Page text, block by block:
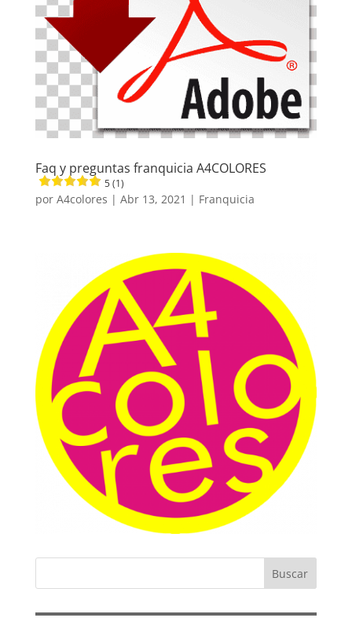
Faq y preguntas franquicia A4COLORES
5 (1)
por A4colores | Abr 13, 2021 | Franquicia